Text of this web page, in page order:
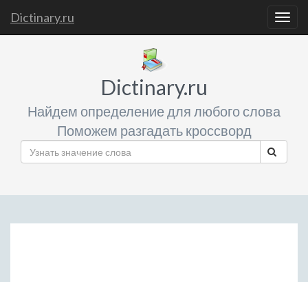
Dictinary.ru
Dictinary.ru
Найдем определение для любого слова
Поможем разгадать кроссворд